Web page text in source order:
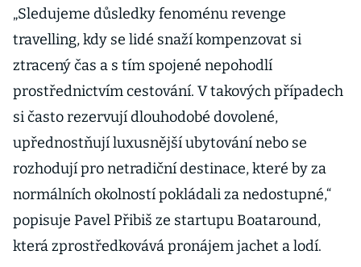
„Sledujeme důsledky fenoménu revenge
travelling, kdy se lidé snaží kompenzovat si
ztracený čas a s tím spojené nepohodlí
prostřednictvím cestování. V takových případech
si často rezervují dlouhodobé dovolené,
upřednostňují luxusnější ubytování nebo se
rozhodují pro netradiční destinace, které by za
normálních okolností pokládali za nedostupné,“
popisuje Pavel Přibiš ze startupu Boataround,
která zprostředkovává pronájem jachet a lodí.